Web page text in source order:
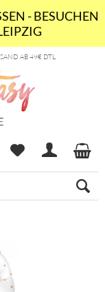
- BESUCHEN
AB 49€ DTL